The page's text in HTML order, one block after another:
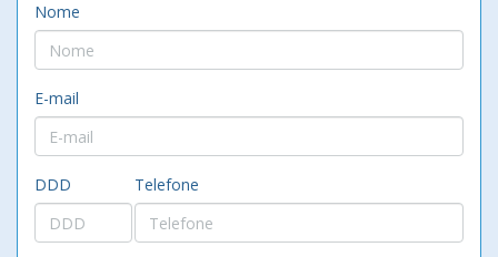
Nome
E-mail
DDD Telefone